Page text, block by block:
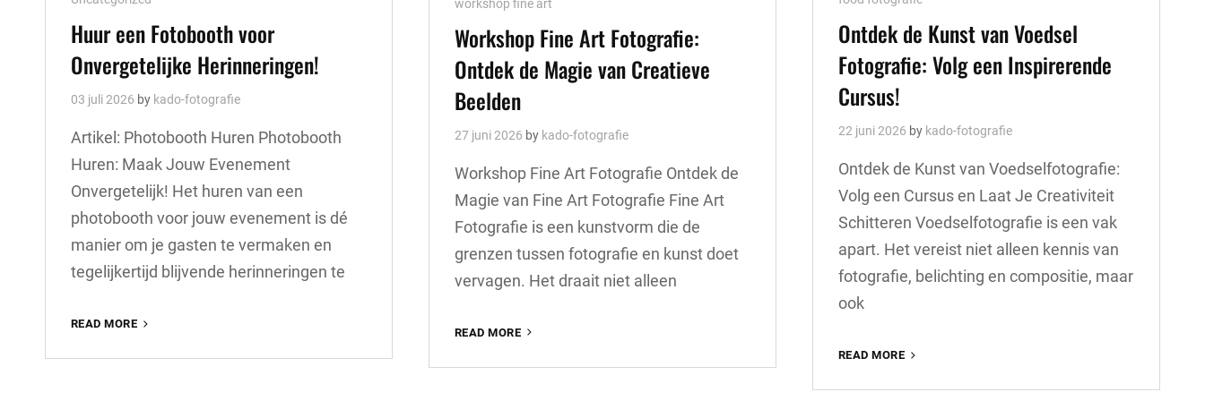
Links
Huur een Fotobooth voor
Onvergetelijke Herinneringen!
03 juli 2026 by kado-fotografie
Artikel: Photobooth Huren Photobooth
Huren: Maak Jouw Evenement
Onvergetelijk! Het huren van een
photobooth voor jouw evenement is dé
manier om je gasten te vermaken en
tegelijkertijd blijvende herinneringen te
READ MORE
FOTOBOOTH
Links
workshop fine art
Workshop Fine Art Fotografie:
Ontdek de Magie van Creatieve
Beelden
27 juni 2026 by kado-fotografie
Workshop Fine Art Fotografie Ontdek de
Magie van Fine Art Fotografie Fine Art
Fotografie is een kunstvorm die de
grenzen tussen fotografie en kunst doet
vervagen. Het draait niet alleen
READ MORE
ART
Links
Ontdek de Kunst van Voedsel
Fotografie: Volg een Inspirerende
Cursus!
22 juni 2026 by kado-fotografie
Ontdek de Kunst van Voedselfotografie:
Volg een Cursus en Laat Je Creativiteit
Schitteren Voedselfotografie is een vak
apart. Het vereist niet alleen kennis van
fotografie, belichting en compositie, maar
ook
READ MORE
KUNST